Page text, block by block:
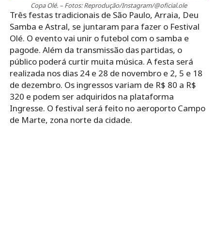
Copa Olé. – Fotos: Reprodução/Instagram/@oficial.ole
Três festas tradicionais de São Paulo, Arraia, Deu
Samba e Astral, se juntaram para fazer o Festival
Olé. O evento vai unir o futebol com o samba e
pagode. Além da transmissão das partidas, o
público poderá curtir muita música. A festa será
realizada nos dias 24 e 28 de novembro e 2, 5 e 18
de dezembro. Os ingressos variam de R$ 80 a R$
320 e podem ser adquiridos na plataforma
Ingresse. O festival será feito no aeroporto Campo
de Marte, zona norte da cidade.